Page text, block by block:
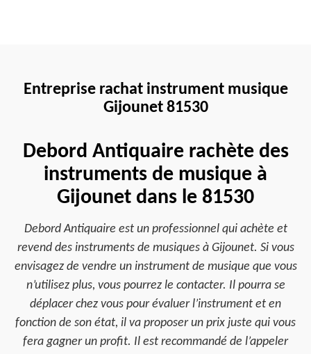
Entreprise rachat instrument musique
Gijounet 81530
Debord Antiquaire rachète des
instruments de musique à
Gijounet dans le 81530
Debord Antiquaire est un professionnel qui achète et
revend des instruments de musiques à Gijounet. Si vous
envisagez de vendre un instrument de musique que vous
n’utilisez plus, vous pourrez le contacter. Il pourra se
déplacer chez vous pour évaluer l’instrument et en
fonction de son état, il va proposer un prix juste qui vous
fera gagner un profit. Il est recommandé de l’appeler